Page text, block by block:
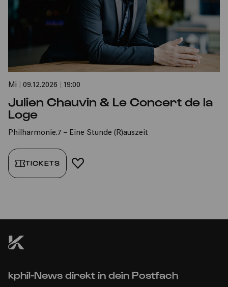
Mi 09.12.2026 19:00
Julien Chauvin & Le Concert de la
Loge
Philharmonie.7 – Eine Stunde (R)auszeit
TICKETS FAVORIT HINZUFÜGEN
kphil-News direkt in dein Postfach